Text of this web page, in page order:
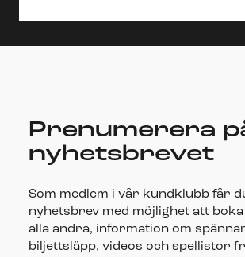
Prenumerera
nyhetsbrevet
Som medlem i vår kundklubb får
nyhetsbrev med möjlighet att
alla andra, information om
biljettsläpp, videos och spellistor